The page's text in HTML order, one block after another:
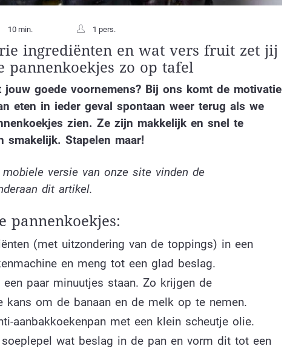
10 min. 1 pers.
ingrediënten en wat vers fruit zet jij
pannenkoekjes zo op tafel
jouw goede voornemens? Bij ons komt de motivatie
eten in ieder geval spontaan weer terug als we
zien. Ze zijn makkelijk en snel te
smakelijk. Stapelen maar!
mobiele versie van onze site vinden de
dit artikel.
pannenkoekjes:
(met uitzondering van de toppings) in een
en meng tot een glad beslag.
paar minuutjes staan. Zo krijgen de
kans om de banaan en de melk op te nemen.
aanbakkoekenpan met een klein scheutje olie.
wat beslag in de pan en vorm dit tot een